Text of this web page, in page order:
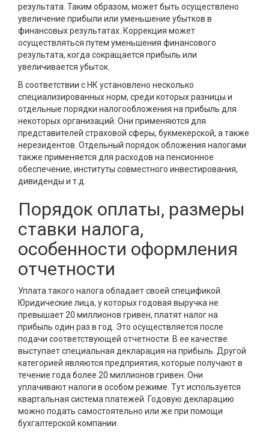
результата. Таким образом, может быть осуществлено
увеличение прибыли или уменьшение убытков в
финансовых результатах. Коррекция может
осуществляться путем уменьшения финансового
результата, когда сокращается прибыль или
увеличивается убыток.
В соответствии с НК установлено несколько
специализированных норм, среди которых разницы и
отдельные порядки налогообложения на прибыль для
некоторых организаций. Они применяются для
представителей страховой сферы, букмекерской, а также
нерезидентов. Отдельный порядок обложения налогами
также применяется для расходов на пенсионное
обеспечение, институты совместного инвестирования,
дивиденды и т.д.
Порядок оплаты, размеры
ставки налога,
особенности оформления
отчетности
Уплата такого налога обладает своей спецификой.
Юридические лица, у которых годовая выручка не
превышает 20 миллионов гривен, платят налог на
прибыль один раз в год. Это осуществляется после
подачи соответствующей отчетности. В ее качестве
выступает специальная декларация на прибыль. Другой
категорией являются предприятия, которые получают в
течение года более 20 миллионов гривен. Они
уплачивают налоги в особом режиме. Тут используется
квартальная система платежей. Годовую декларацию
можно подать самостоятельно или же при помощи
бухгалтерской компании.